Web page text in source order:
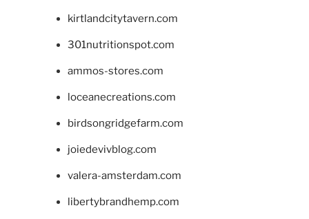
kirtlandcitytavern.com
301nutritionspot.com
ammos-stores.com
loceanecreations.com
birdsongridgefarm.com
joiedevivblog.com
valera-amsterdam.com
libertybrandhemp.com